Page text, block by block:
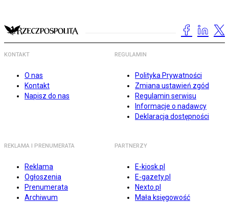
KONTAKT
O nas
Kontakt
Napisz do nas
REGULAMIN
Polityka Prywatności
Zmiana ustawień zgód
Regulamin serwisu
Informacje o nadawcy
Deklaracja dostępności
REKLAMA I PRENUMERATA
Reklama
Ogłoszenia
Prenumerata
Archiwum
PARTNERZY
E-kiosk.pl
E-gazety.pl
Nexto.pl
Mała księgowość